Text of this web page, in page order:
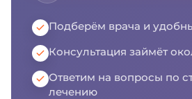
Подберём врача и
Консультация займёт
Ответим на вопросы по
лечению